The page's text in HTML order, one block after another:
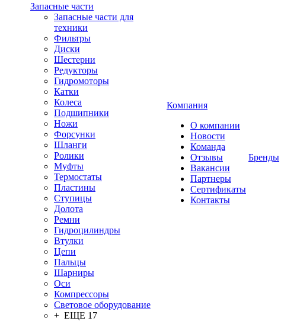
Запасные части
Запасные части для
техники
Фильтры
Диски
Шестерни
Редукторы
Гидромоторы
Катки
Колеса
Подшипники
Ножи
Форсунки
Шланги
Ролики
Муфты
Термостаты
Пластины
Ступицы
Долота
Ремни
Гидроцилиндры
Втулки
Цепи
Пальцы
Шарниры
Оси
Компрессоры
Световое оборудование
+ ЕЩЕ 17
Компания
О компании
Новости
Команда
Отзывы
Вакансии
Партнеры
Сертификаты
Контакты
Бренды